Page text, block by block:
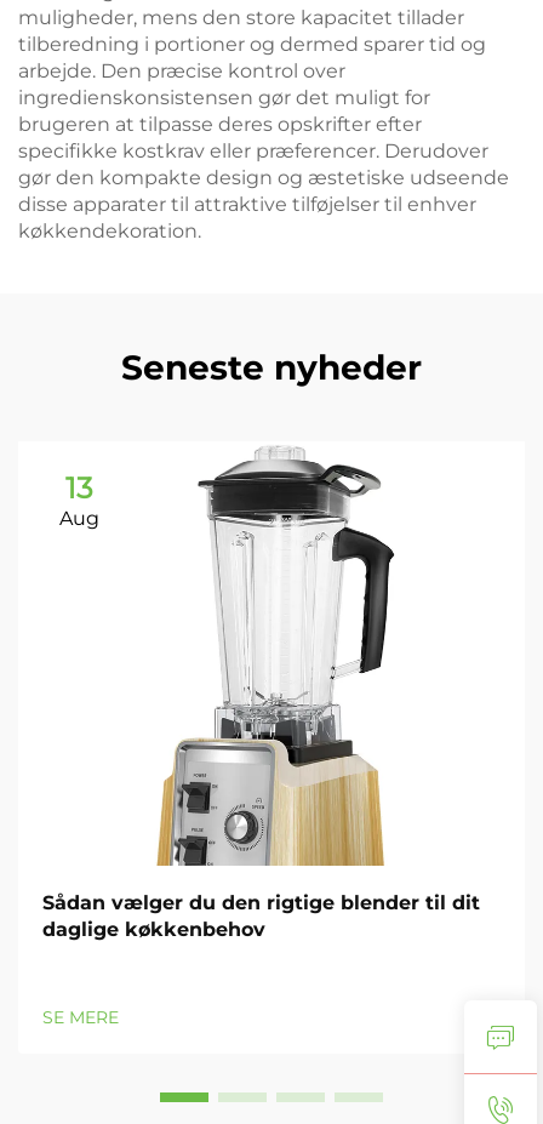
muligheder, mens den store kapacitet tillader
tilberedning i portioner og dermed sparer tid og
arbejde. Den præcise kontrol over
ingredienskonsistensen gør det muligt for
brugeren at tilpasse deres opskrifter efter
specifikke kostkrav eller præferencer. Derudover
gør den kompakte design og æstetiske udseende
disse apparater til attraktive tilføjelser til enhver
køkkendekoration.
Seneste nyheder
13
Aug
Sådan vælger du den rigtige blender til dit
daglige køkkenbehov
SE MERE